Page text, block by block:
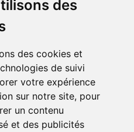
des
des cookies et
de suivi
votre expérience
sur notre site, pour
un contenu
et des publicités